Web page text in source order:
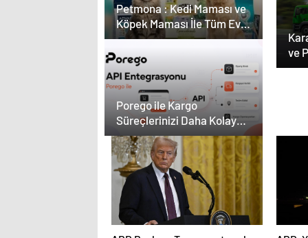
Petmona : Kedi Maması ve
Köpek Maması İle Tüm Evcil
Hayvan Ürünleri
Porego ile Kargo
Süreçlerinizi Daha Kolay
Yönetin
ve